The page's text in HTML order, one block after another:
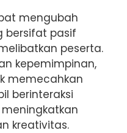
mengubah
bersifat pasif
peserta.
kepemimpinan,
memecahkan
berinteraksi
kreativitas.